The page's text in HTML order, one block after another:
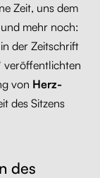
Zeit, uns dem
mehr noch:
der Zeitschrift
veröffentlichten
von Herz-
des Sitzens
des